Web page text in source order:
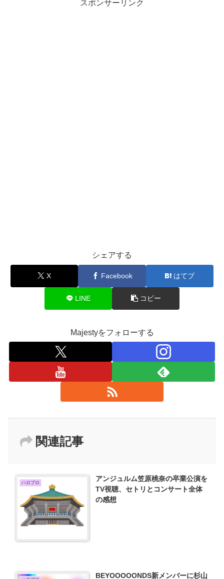
スポンサーリンク
シェアする
X Facebook はてブ
LINE コピー
Majestyをフォローする
関連記事
ハロプロ
アンジュルム笠原桃奈の卒業公演を
TV視聴、セトリとコンサート全体
の感想
BEYOOOOONDS新メンバーに杉山